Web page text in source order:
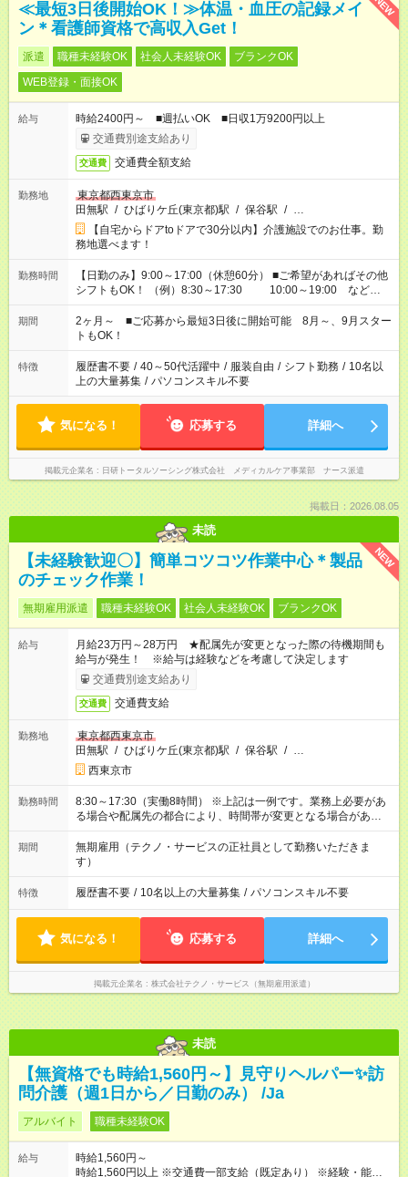
NEW
≪最短3日後開始OK！≫体温・血圧の記録メイ
ン＊看護師資格で高収入Get！
派遣 職種未経験OK 社会人未経験OK
ブランクOK
WEB登録・面接OK
給与
時給2400円～ ■週払いOK ■日収1万9200円以上
交通費別途支給あり
交通費 交通費全額支給
勤務地
東京都西東京市
田無駅 / ひばりケ丘(東京都)駅 / 保谷駅 / …
【自宅からドアtoドアで30分以内】介護施設でのお仕事。勤
務地選べます！
勤務時間
【日勤のみ】9:00～17:00（休憩60分） ■ご希望があればその他
シフトもOK！ （例）8:30～17:30 10:00～19:00 など
「家族とお休みを合わせたい」 「できれば残業はしたくない」
など、あなたのご希望に沿ったお仕事をご紹介します！ ※Wワ
ーク希望の方へ 今ご覧のお仕事で希望する勤務時間と、もう1つ
のお仕事の勤務時間。 合計で週40時間を超える場合は応募でき
ません
期間
2ヶ月～ ■ご応募から最短3日後に開始可能 8月～、9月スター
トもOK！
特徴 履歴書不要 / 40～50代活躍中 / 服装自由 / シフト勤務 / 10名以
上の大量募集 / パソコンスキル不要
気になる！ 応募する 詳細へ
掲載元企業名 日研トータルソーシング株式会社 メディカルケア事業部 ナース派遣
掲載日：2026.08.05
未読
NEW
【未経験歓迎〇】簡単コツコツ作業中心＊製品
のチェック作業！
無期雇用派遣 職種未経験OK 社会人未経験OK ブランクOK
給与
月給23万円～28万円 ★配属先が変更となった際の待機期間も
給与が発生！ ※給与は経験などを考慮して決定します
交通費別途支給あり
交通費 交通費支給
勤務地
東京都西東京市
田無駅 / ひばりケ丘(東京都)駅 / 保谷駅 / …
西東京市
勤務時間
8:30～17:30（実働8時間） ※上記は一例です。業務上必要があ
る場合や配属先の都合により、時間帯が変更となる場合があり
ます。
期間
無期雇用（テクノ・サービスの正社員として勤務いただきま
す）
特徴 履歴書不要 / 10名以上の大量募集 / パソコンスキル不要
気になる！ 応募する 詳細へ
掲載元企業名 株式会社テクノ・サービス（無期雇用派遣）
未読
【無資格でも時給1,560円～】見守りヘルパー✨訪
問介護（週1日から／日勤のみ） /Ja
アルバイト 職種未経験OK
給与
時給1,560円～
時給1,560円以上 ※交通費一部支給（既定あり） ※経験・能力を